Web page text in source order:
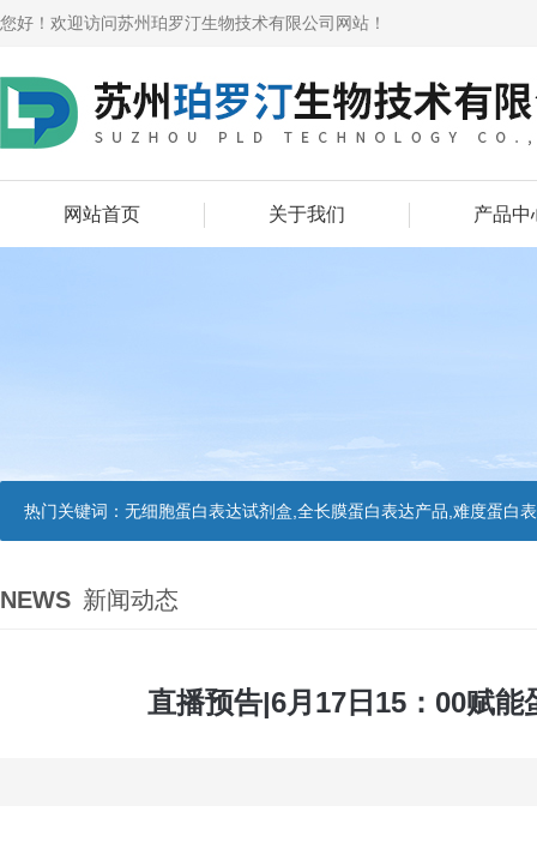
您好！欢迎访问苏州珀罗汀生物技术有限公司网站！
网站首页 关于我们 产品中
热门关键词： 无细胞蛋白表达试剂盒,全长膜蛋白表达产品,难度蛋白
NEWS 新闻动态
直播预告|6月17日15：00赋